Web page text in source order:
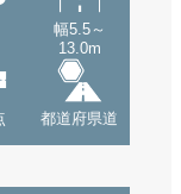
幅5.5～
13.0m
都道府県道